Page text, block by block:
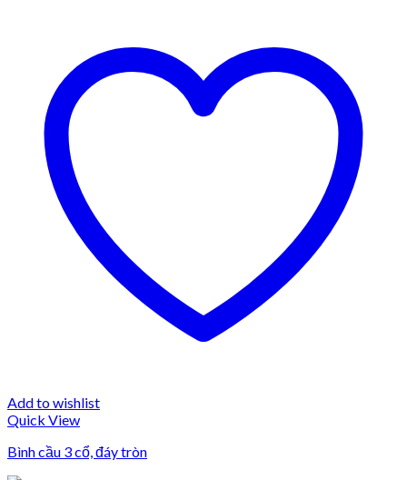
Add to wishlist
Quick View
Bình cầu 3 cổ, đáy tròn